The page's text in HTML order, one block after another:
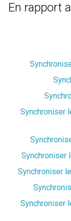
En rapport
Synchroniser
Synchroniser
Synchroniser
Synchroniser